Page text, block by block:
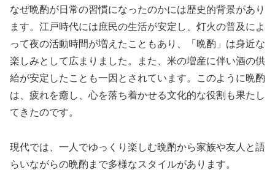
なぜ晩酌が日常の習慣になったのかには歴史的背景があり
ます。江戸時代には庶民の生活が安定し、灯火の普及によ
って夜の活動時間が増えたこともあり、「晩酌」は身近な
楽しみとして広まりました。また、米の増産に伴い酒の供
給が安定したことも一因とされています。このように晩酌
は、疲れを癒し、心を落ち着かせる文化的な役割も果たし
てきたのです。
現代では、一人でゆっくり楽しむ晩酌から家族や友人と語
らいながらの晩酌まで多様なスタイルがあります。